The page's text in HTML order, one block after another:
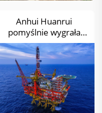
Anhui Huanrui
pomyślnie wygrała
przetarg na projekt
elektrycznego
ogrzewania
powłokowego CNOOC